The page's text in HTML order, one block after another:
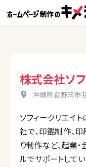
株式会社ソ
沖縄県宜野湾市
ソフィークリエイ
社で、印鑑制作、
り制作など、起業
ルでサポートして